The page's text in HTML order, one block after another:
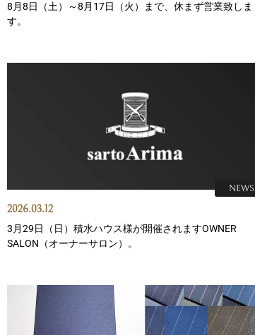
8月8日（土）～8月17日（火）まで、休まず営業致しま
す。
2026.03.12
NEWS
3月29日（日）積水ハウス様が開催されますOWNER
SALON（オーナーサロン）。